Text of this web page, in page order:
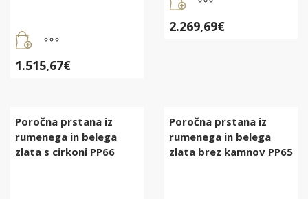
1.515,67€
2.269,69€
Poročna prstana iz
rumenega in belega
zlata s cirkoni PP66
Poročna prstana iz
rumenega in belega
zlata brez kamnov PP65